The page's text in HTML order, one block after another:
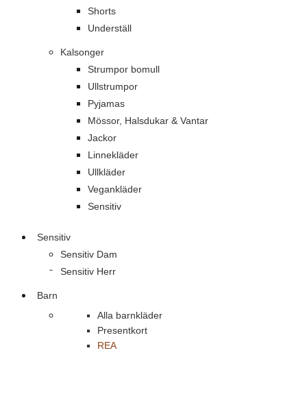
Shorts
Underställ
Kalsonger
Strumpor bomull
Ullstrumpor
Pyjamas
Mössor, Halsdukar & Vantar
Jackor
Linnekläder
Ullkläder
Vegankläder
Sensitiv
Sensitiv
Sensitiv Dam
Sensitiv Herr
Barn
Alla barnkläder
Presentkort
REA